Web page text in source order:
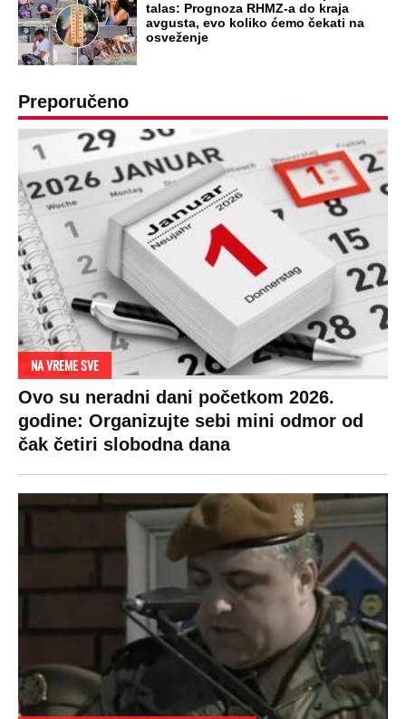
talas: Prognoza RHMZ-a do kraja
avgusta, evo koliko ćemo čekati na
osveženje
Preporučeno
NA VREME SVE
Ovo su neradni dani početkom 2026.
godine: Organizujte sebi mini odmor od
čak četiri slobodna dana